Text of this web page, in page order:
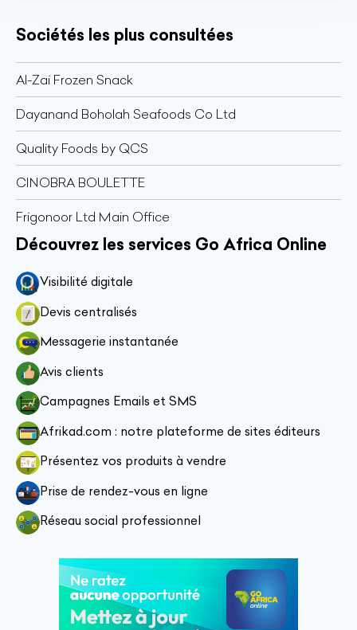
Sociétés les plus consultées
Al-Zai Frozen Snack
Dayanand Boholah Seafoods Co Ltd
Quality Foods by QCS
CINOBRA BOULETTE
Frigonoor Ltd Main Office
Découvrez les services Go Africa Online
Visibilité digitale
Devis centralisés
Messagerie instantanée
Avis clients
Campagnes Emails et SMS
Afrikad.com : notre plateforme de sites éditeurs
Présentez vos produits à vendre
Prise de rendez-vous en ligne
Réseau social professionnel